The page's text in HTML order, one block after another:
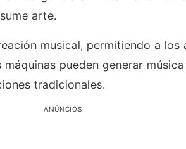
arte.
musical, permitiendo a
pueden generar
tradicionales.
ANÚNCIOS